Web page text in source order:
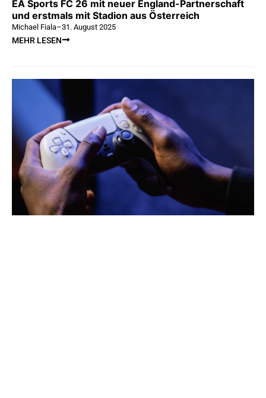
EA Sports FC 26 mit neuer England-Partnerschaft
und erstmals mit Stadion aus Österreich
Michael Fiala–31. August 2025
MEHR LESEN